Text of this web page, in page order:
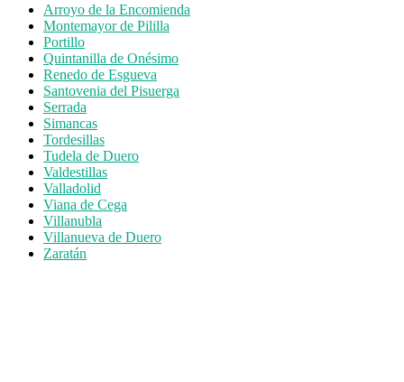
Arroyo de la Encomienda
Montemayor de Pililla
Portillo
Quintanilla de Onésimo
Renedo de Esgueva
Santovenia del Pisuerga
Serrada
Simancas
Tordesillas
Tudela de Duero
Valdestillas
Valladolid
Viana de Cega
Villanubla
Villanueva de Duero
Zaratán